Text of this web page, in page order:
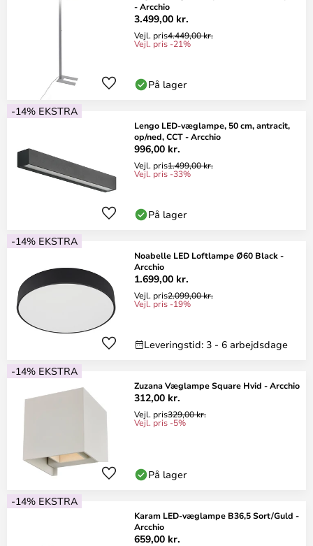
- Arcchio
3.499,00 kr.
Vejl. pris4.449,00 kr.
Vejl. pris -21%
På lager
-14% EKSTRA
Lengo LED-væglampe, 50 cm, antracit,
op/ned, CCT - Arcchio
996,00 kr.
Vejl. pris1.499,00 kr.
Vejl. pris -33%
På lager
-14% EKSTRA
Noabelle LED Loftlampe Ø60 Black -
Arcchio
1.699,00 kr.
Vejl. pris2.099,00 kr.
Vejl. pris -19%
Leveringstid: 3 - 6 arbejdsdage
-14% EKSTRA
Zuzana Væglampe Square Hvid - Arcchio
312,00 kr.
Vejl. pris329,00 kr.
Vejl. pris -5%
På lager
-14% EKSTRA
Karam LED-væglampe B36,5 Sort/Guld -
Arcchio
659,00 kr.